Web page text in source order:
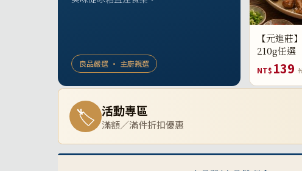
良品嚴選 · 主廚親選
【元進莊
210g任選
NT$ 139
🏷 活動專區
滿額／滿件折扣優惠